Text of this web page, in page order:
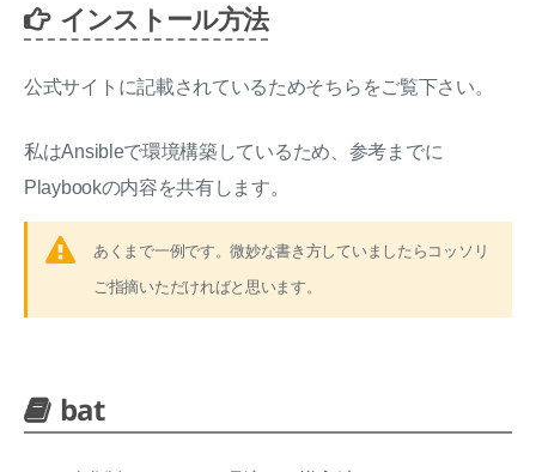
インストール方法
公式サイトに記載されているためそちらをご覧下さい。
私はAnsibleで環境構築しているため、参考までに
Playbookの内容を共有します。
あくまで一例です。微妙な書き方していましたらコッソリ
ご指摘いただければと思います。
bat